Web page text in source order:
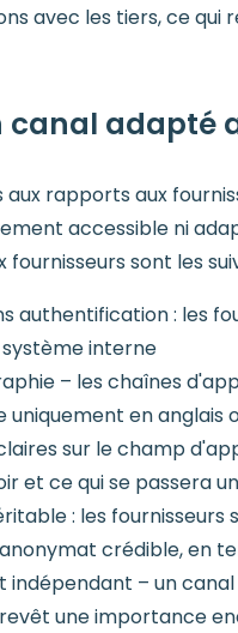
avec les tiers, ce
canal adapté
aux rapports aux
accessible ni
sont les
authentification : les
interne
– les chaînes
uniquement en anglais
sur le champ
et ce qui se passera
: les
crédible, en
indépendant – un
une importance